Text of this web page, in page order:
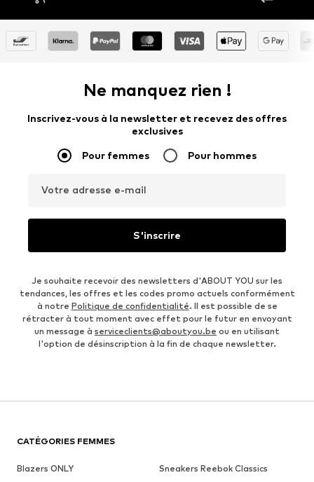
Ne manquez rien !
Inscrivez-vous à la newsletter et recevez des offres
exclusives
Pour femmes Pour hommes
Votre adresse e-mail
S'inscrire
Je souhaite recevoir des newsletters d'ABOUT YOU sur les
tendances, les offres et les codes promo actuels conformément
à notre Politique de confidentialité. Il est possible de se
rétracter à tout moment avec effet pour le futur en envoyant
un message à serviceclients@aboutyou.be ou en utilisant
l'option de désinscription à la fin de chaque newsletter.
CATÉGORIES FEMMES
Blazers ONLY
Sneakers Reebok Classics